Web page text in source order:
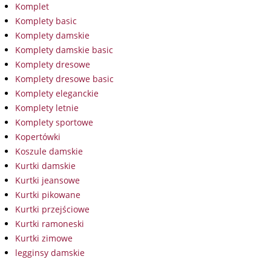
Komplet
Komplety basic
Komplety damskie
Komplety damskie basic
Komplety dresowe
Komplety dresowe basic
Komplety eleganckie
Komplety letnie
Komplety sportowe
Kopertówki
Koszule damskie
Kurtki damskie
Kurtki jeansowe
Kurtki pikowane
Kurtki przejściowe
Kurtki ramoneski
Kurtki zimowe
legginsy damskie